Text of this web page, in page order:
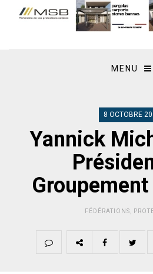
MENU
8 OCTOBRE
Yannick
FÉDÉRATIONS